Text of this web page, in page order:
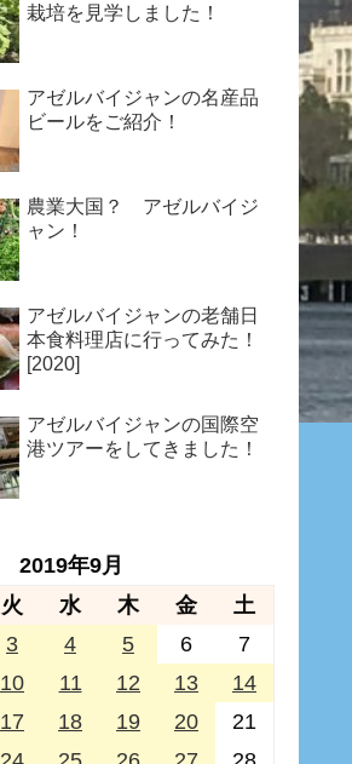
栽培を見学しました！
アゼルバイジャンの名産品
ビールをご紹介！
農業大国？ アゼルバイジ
ャン！
アゼルバイジャンの老舗日
本食料理店に行ってみた！
[2020]
アゼルバイジャンの国際空
港ツアーをしてきました！
2019年9月
火 水 木 金
土
3 4 5 6
7
10 11 12 13
14
17 18 19 20
21